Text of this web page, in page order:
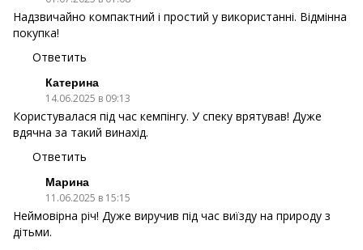
Надзвичайно компактний і простий у використанні. Відмінна
покупка!
Ответить
Катерина
14.06.2025 в 09:13
Користувалася під час кемпінгу. У спеку врятував! Дуже
вдячна за такий винахід.
Ответить
Марина
11.06.2025 в 15:15
Неймовірна річ! Дуже виручив під час виїзду на природу з
дітьми.